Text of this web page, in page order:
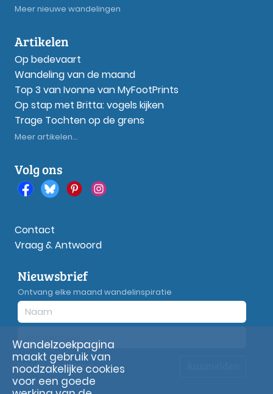
Meer nieuwe wandelingen
Artikelen
Op bedevaart
Wandeling van de maand
Top 3 van Ivonne van MyFootPrints
Op stap met Britta: vogels kijken
Trage Tochten op de grens
Meer artikelen...
Volg ons
Contact
Vraag & Antwoord
Nieuwsbrief
Ontvang elke maand wandelinspiratie
Privacyverklaring
Wandelzoekpagina
maakt gebruik van
noodzakelijke cookies
voor een goede